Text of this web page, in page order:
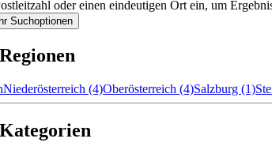
oder einen eindeutigen Ort ein, um
Suchoptionen
Niederösterreich (4)Oberösterreich (4)Salzburg (1)